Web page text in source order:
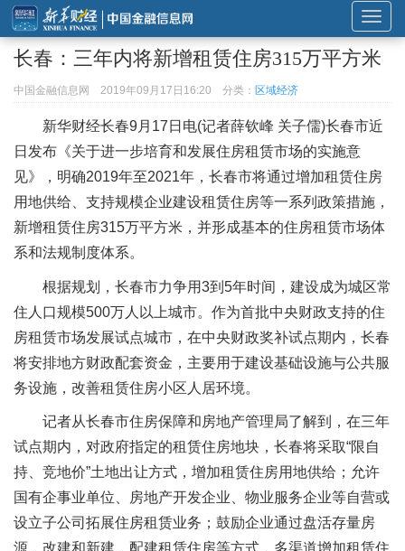
展
开
或
导
长春：三年内将新增租赁住房315万平方米
中国金融信息网 2019年09月17日16:20 分类： 区域经济
新华财经长春9月17日电(记者薛钦峰 关子儒)长春市近
日发布《关于进一步培育和发展住房租赁市场的实施意
见》，明确2019年至2021年，长春市将通过增加租赁住房
用地供给、支持规模企业建设租赁住房等一系列政策措施，
新增租赁住房315万平方米，并形成基本的住房租赁市场体
系和法规制度体系。
根据规划，长春市力争用3到5年时间，建设成为城区常
住人口规模500万人以上城市。作为首批中央财政支持的住
房租赁市场发展试点城市，在中央财政奖补试点期内，长春
将安排地方财政配套资金，主要用于建设基础设施与公共服
务设施，改善租赁住房小区人居环境。
记者从长春市住房保障和房地产管理局了解到，在三年
试点期内，对政府指定的租赁住房地块，长春将采取“限自
持、竞地价”土地出让方式，增加租赁住房用地供给；允许
国有企事业单位、房地产开发企业、物业服务企业等自营或
设立子公司拓展住房租赁业务；鼓励企业通过盘活存量房